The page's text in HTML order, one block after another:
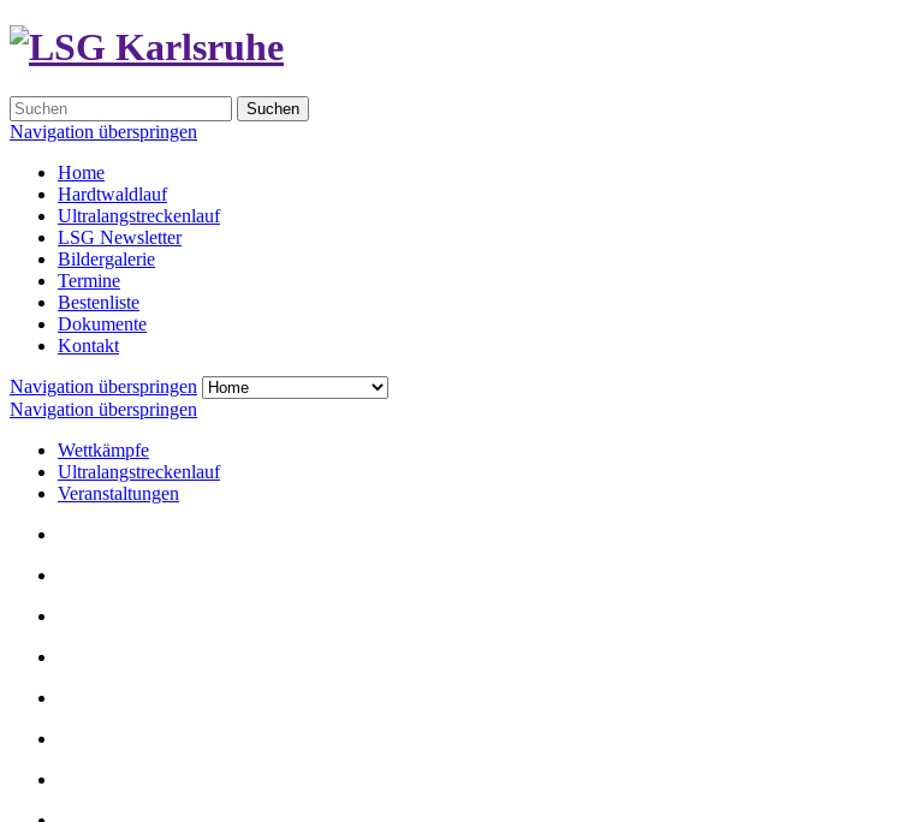
Suchen
Navigation überspringen
Home
Hardtwaldlauf
Ultralangstreckenlauf
LSG Newsletter
Bildergalerie
Termine
Bestenliste
Dokumente
Kontakt
Navigation überspringen
Navigation überspringen
Wettkämpfe
Ultralangstreckenlauf
Veranstaltungen